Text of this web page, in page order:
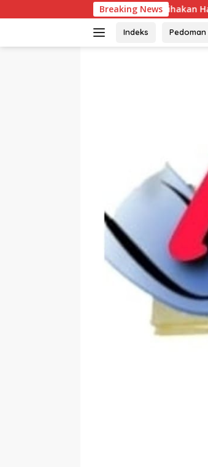
ke
Breaking News
Hakim dalam Praperadilan di PN
Indeks Pedoman